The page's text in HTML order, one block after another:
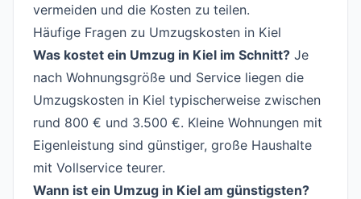
vermeiden und die Kosten zu teilen.
Häufige Fragen zu Umzugskosten in Kiel
Was kostet ein Umzug in Kiel im Schnitt? Je
nach Wohnungsgröße und Service liegen die
Umzugskosten in Kiel typischerweise zwischen
rund 800 € und 3.500 €. Kleine Wohnungen mit
Eigenleistung sind günstiger, große Haushalte
mit Vollservice teurer.
Wann ist ein Umzug in Kiel am günstigsten?